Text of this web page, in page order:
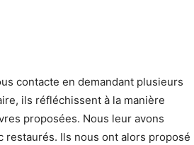
contacte en demandant plusieurs
ils réfléchissent à la manière
proposées. Nous leur avons
Ils nous ont alors proposé